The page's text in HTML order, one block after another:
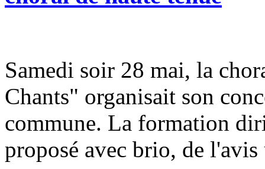
Samedi soir 28 mai, la
Chants" organisait son
commune. La formation
proposé avec brio, de